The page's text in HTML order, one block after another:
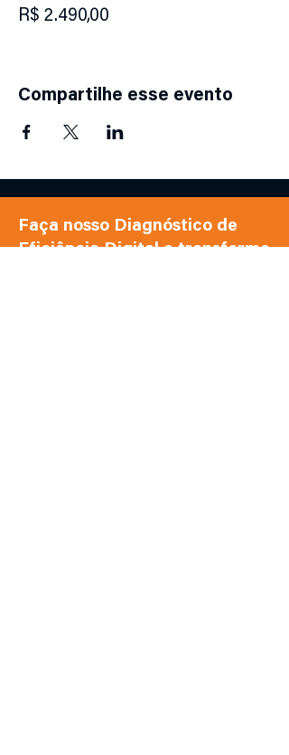
R$ 2.490,00
Compartilhe esse evento
Faça nosso Diagnóstico de
Eficiência Digital e transforme